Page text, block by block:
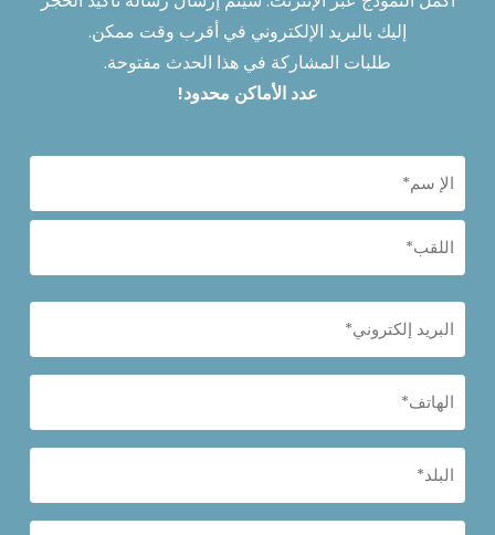
إليك بالبريد الإلكتروني في أقرب وقت ممكن.
طلبات المشاركة في هذا الحدث مفتوحة.
عدد الأماكن محدود!
(مطلوب)
inscription
(مطلوب)